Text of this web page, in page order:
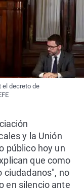
el decreto de
y la Unión
público hoy un
que como
ciudadanos", no
en silencio ante